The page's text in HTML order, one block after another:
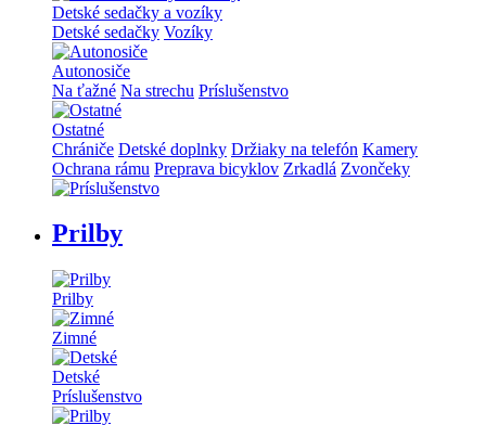
Detské sedačky a vozíky
Detské sedačky Vozíky
Autonosiče
Na ťažné Na strechu Príslušenstvo
Ostatné
Chrániče Detské doplnky Držiaky na telefón Kamery
Ochrana rámu Preprava bicyklov Zrkadlá Zvončeky
Prilby
Prilby
Zimné
Detské
Príslušenstvo